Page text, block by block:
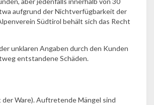
aufgrund der Nichtverfügbarkeit der
Südtirol behält sich das Recht
unklaren Angaben durch den Kunden
entstandene Schäden.
Ware). Auftretende Mängel sind